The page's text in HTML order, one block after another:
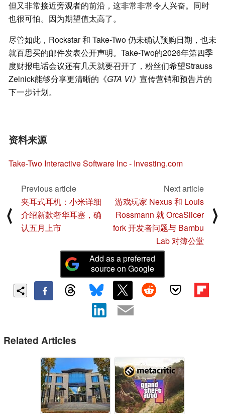
但又非常接近旁观者的前沿，这非常非常令人兴奋。同时
也很可怕。因为期望值太高了。
尽管如此，Rockstar 和 Take-Two 仍未确认预购日期，也未
就百思买的邮件发表公开声明。Take-Two的2026年第四季
度财报电话会议还有几天就要召开了，粉丝们希望Strauss
Zelnick能够分享更清晰的《GTA VI》 宣传营销和预告片的
下一步计划。
资料来源
Take-Two Interactive Software Inc - Investing.com
⟨
Previous article
夹耳式耳机：小米详细
介绍新款奢华耳塞，确
认五月上市
Next article
游戏玩家 Nexus 和 Louis
Rossmann 就 OrcaSlicer
fork 开发者问题与 Bambu
Lab 对簿公堂
⟩
Add as a preferred
source on Google
Related Articles